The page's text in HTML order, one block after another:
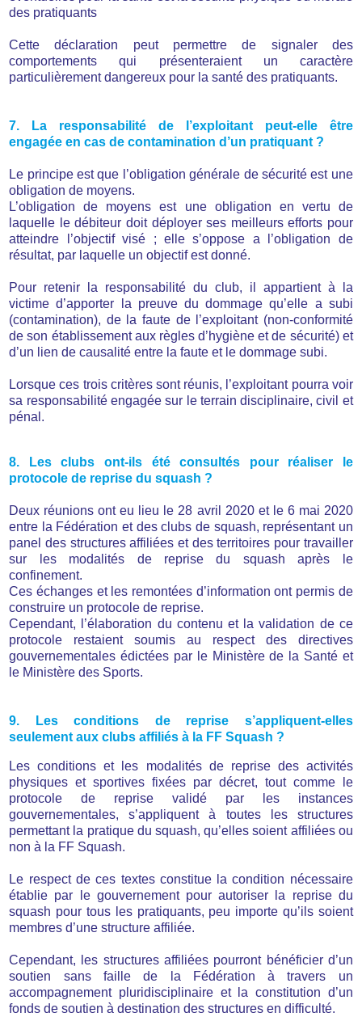
des pratiquants
Cette déclaration peut permettre de signaler des
comportements qui présenteraient un caractère
particulièrement dangereux pour la santé des pratiquants.
7. La responsabilité de l’exploitant peut-elle être
engagée en cas de contamination d’un pratiquant ?
Le principe est que l’obligation générale de sécurité est une
obligation de moyens.
L’obligation de moyens est une obligation en vertu de
laquelle le débiteur doit déployer ses meilleurs efforts pour
atteindre l’objectif visé ; elle s’oppose a l’obligation de
résultat, par laquelle un objectif est donné.
Pour retenir la responsabilité du club, il appartient à la
victime d’apporter la preuve du dommage qu’elle a subi
(contamination), de la faute de l’exploitant (non-conformité
de son établissement aux règles d’hygiène et de sécurité) et
d’un lien de causalité entre la faute et le dommage subi.
Lorsque ces trois critères sont réunis, l’exploitant pourra voir
sa responsabilité engagée sur le terrain disciplinaire, civil et
pénal.
8. Les clubs ont-ils été consultés pour réaliser le
protocole de reprise du squash ?
Deux réunions ont eu lieu le 28 avril 2020 et le 6 mai 2020
entre la Fédération et des clubs de squash, représentant un
panel des structures affiliées et des territoires pour travailler
sur les modalités de reprise du squash après le
confinement.
Ces échanges et les remontées d’information ont permis de
construire un protocole de reprise.
Cependant, l’élaboration du contenu et la validation de ce
protocole restaient soumis au respect des directives
gouvernementales édictées par le Ministère de la Santé et
le Ministère des Sports.
9. Les conditions de reprise s’appliquent-elles
seulement aux clubs affiliés à la FF Squash ?
Les conditions et les modalités de reprise des activités
physiques et sportives fixées par décret, tout comme le
protocole de reprise validé par les instances
gouvernementales, s’appliquent à toutes les structures
permettant la pratique du squash, qu’elles soient affiliées ou
non à la FF Squash.
Le respect de ces textes constitue la condition nécessaire
établie par le gouvernement pour autoriser la reprise du
squash pour tous les pratiquants, peu importe qu’ils soient
membres d’une structure affiliée.
Cependant, les structures affiliées pourront bénéficier d’un
soutien sans faille de la Fédération à travers un
accompagnement pluridisciplinaire et la constitution d’un
fonds de soutien à destination des structures en difficulté.